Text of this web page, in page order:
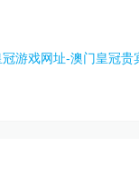
游戏网址-澳门皇冠贵